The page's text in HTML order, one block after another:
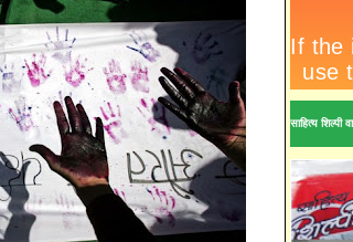
साहित्य शिल्पी